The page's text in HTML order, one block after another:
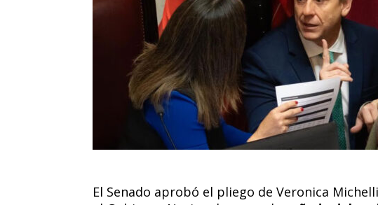
El Senado aprobó el pliego de Veronica